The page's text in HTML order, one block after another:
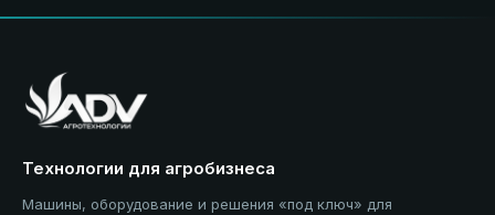
Технологии для агробизнеса
Машины, оборудование и решения «под ключ» для